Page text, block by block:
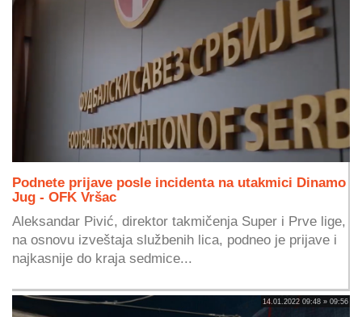
Podnete prijave posle incidenta na utakmici Dinamo
Jug - OFK Vršac
Aleksandar Pivić, direktor takmičenja Super i Prve lige,
na osnovu izveštaja službenih lica, podneo je prijave i
najkasnije do kraja sedmice...
14.01.2022 09:48 » 09:56